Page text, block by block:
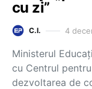
cu zi”
C.I. 4
Ministerul
cu Centrul
dezvoltarea de